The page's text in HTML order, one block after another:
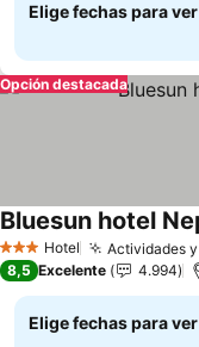
Elige fechas para
Opción destacada
3 Estrellas
Hotel Actividades
Bluesun hotel
8,5 Excelente 4.994
Elige fechas para